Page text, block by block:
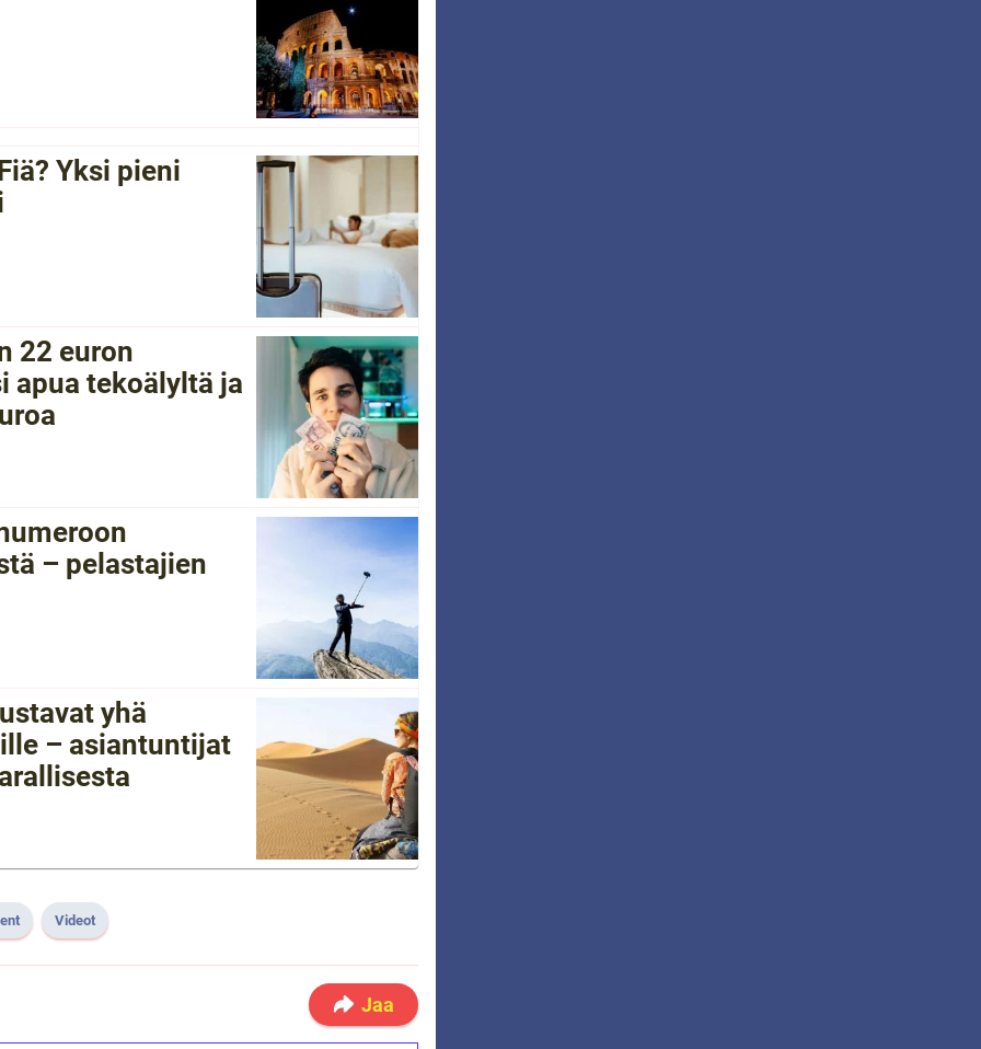
Yksi pieni
22 euron
apua tekoälyltä ja
– pelastajien
yhä
– asiantuntijat
Videot
Jaa